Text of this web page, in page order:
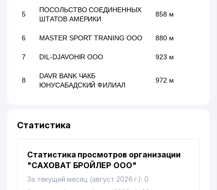
5
ПОСОЛЬСТВО СОЕДИНЕННЫХ
ШТАТОВ АМЕРИКИ
858 м
6 MASTER SPORT TRANING ООО 880 м
7 DIL-DJAVOHIR ООО 923 м
8
DAVR BANK ЧАКБ
ЮНУСАБАДСКИЙ ФИЛИАЛ
972 м
Статистика
Статистика просмотров организации
"САХОВАТ БРОЙЛЕР ООО"
За текущий месяц (август 2026 г.): 0